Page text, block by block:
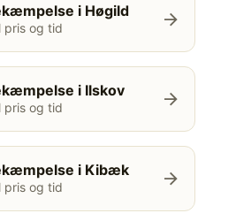
i Høgild
pris og tid arrow_forward
i Ilskov
pris og tid arrow_forward
i Kibæk
pris og tid arrow_forward